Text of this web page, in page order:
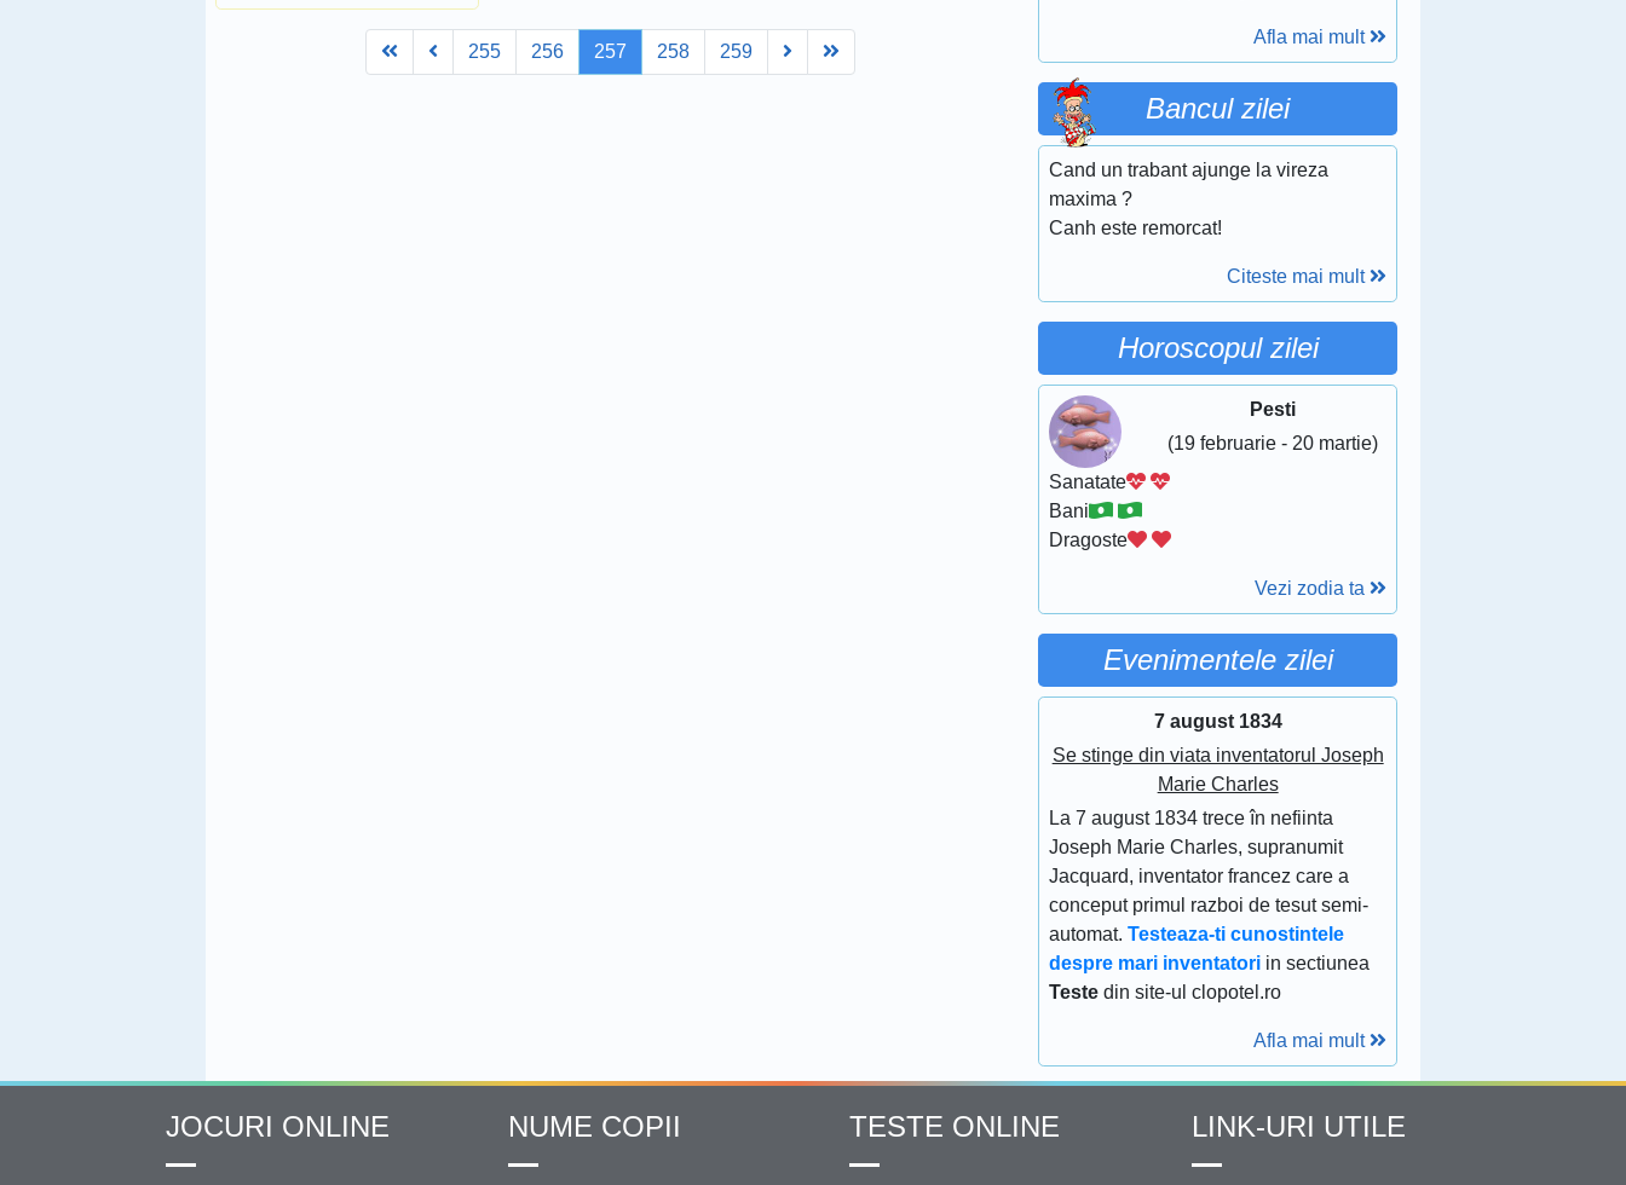
FirstPrev255 256 257 258 259 Next
Afla mai mult
Bancul zilei
Cand un trabant ajunge la vireza
maxima ?
Canh este remorcat!
Citeste mai mult
Horoscopul zilei
Pesti
(19 februarie - 20 martie)
Sanatate
Bani
Dragoste
Vezi zodia ta
Evenimentele zilei
7 august 1834
Se stinge din viata inventatorul Joseph
Marie Charles
La 7 august 1834 trece în nefiinta
Joseph Marie Charles, supranumit
Jacquard, inventator francez care a
conceput primul razboi de tesut semi-
automat.Testeaza-ti cunostintele
despre mari inventatori in sectiunea
Teste din site-ul clopotel.ro
Afla mai mult
JOCURI ONLINE NUME COPII TESTE ONLINE LINK-URI UTILE